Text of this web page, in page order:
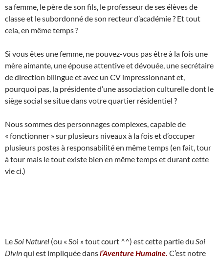
sa femme, le père de son fils, le professeur de ses élèves de
classe et le subordonné de son recteur d’académie ? Et tout
cela, en même temps ?
Si vous êtes une femme, ne pouvez-vous pas être à la fois une
mère aimante, une épouse attentive et dévouée, une secrétaire
de direction bilingue et avec un CV impressionnant et,
pourquoi pas, la présidente d’une association culturelle dont le
siège social se situe dans votre quartier résidentiel ?
Nous sommes des personnages complexes, capable de
« fonctionner » sur plusieurs niveaux à la fois et d’occuper
plusieurs postes à responsabilité en même temps (en fait, tour
à tour mais le tout existe bien en même temps et durant cette
vie ci.)
Le Soi Naturel (ou « Soi » tout court ^^) est cette partie du Soi
Divinqui est impliquée dansl’Aventure Humaine. C’est notre